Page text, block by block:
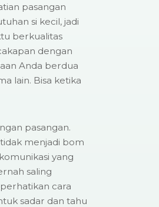
pasangan
si kecil, jadi
berkualitas
dengan
Anda berdua
lain. Bisa ketika
pasangan.
menjadi bom
yang
saling
cara
sadar dan tahu